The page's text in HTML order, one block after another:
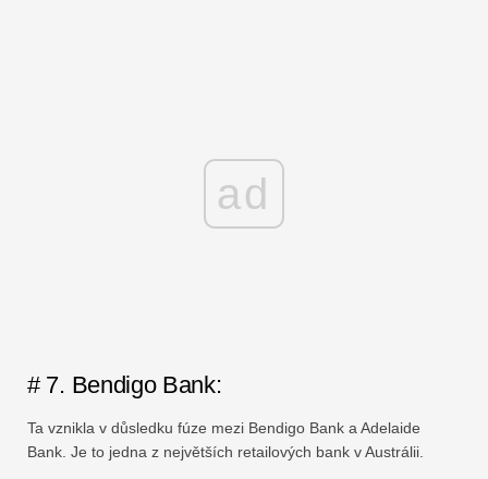
ad
# 7. Bendigo Bank:
Ta vznikla v důsledku fúze mezi Bendigo Bank a Adelaide
Bank. Je to jedna z největších retailových bank v Austrálii.